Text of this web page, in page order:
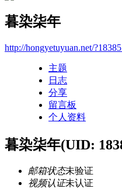
暮染柒年
http://hongyetuyuan.net/
主题
日志
分享
留言板
个人资料
暮染柒年(UID:
邮箱状态未验证
视频认证未认证